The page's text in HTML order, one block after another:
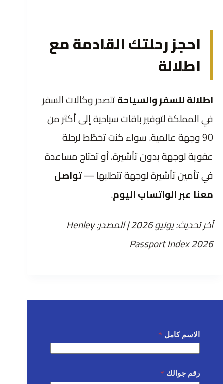
احجز رحلتك القادمة مع
اطلالة
اطلالة للسفر والسياحةتتصدر وكالات السفر
في المملكة لتوفير باقات سياحية إلى أكثر من
90 وجهة عالمية. سواء كنت تخطّط لرحلة
عفوية لوجهة بدون تأشيرة، أو تحتاج مساعدة
في تأمين تأشيرة لوجهة تتطلبها —تواصل
معنا عبر الواتساب اليوم.
آخر تحديث: يونيو 2026 | المصدر: Henley
Passport Index 2026
الاسم كامل *
رقم جوالك *